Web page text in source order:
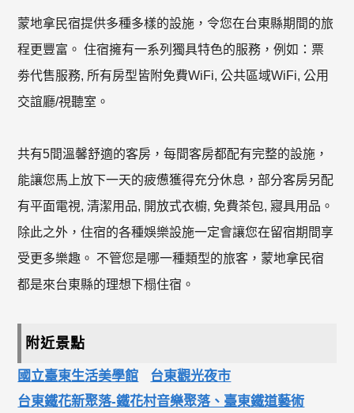
蒙地拿民宿提供多種多樣的設施，令您在台東縣期間的旅
程更豐富。 住宿擁有一系列獨具特色的服務，例如：票
劵代售服務, 所有房型皆附免費WiFi, 公共區域WiFi, 公用
交誼廳/視聽室。
共有5間溫馨舒適的客房，每間客房都配有完整的設施，
能讓您馬上放下一天的疲憊獲得充分休息，部分客房另配
有平面電視, 清潔用品, 開放式衣櫥, 免費茶包, 寢具用品。
除此之外，住宿的各種娛樂設施一定會讓您在留宿期間享
受更多樂趣。 不管您是哪一種類型的旅客，蒙地拿民宿
都是來台東縣的理想下榻住宿。
附近景點
國立臺東生活美學館
台東觀光夜市
台東鐵花新聚落-鐵花村音樂聚落、臺東鐵道藝術